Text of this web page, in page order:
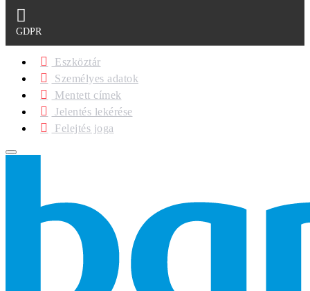
GDPR
Eszköztár
Személyes adatok
Mentett címek
Jelentés lekérése
Felejtés joga